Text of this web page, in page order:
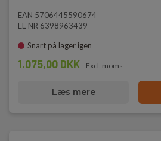
EAN 5706445590674
EL-NR 6398963439
Snart på lager igen
1.075,00 DKK Excl. moms
Læs mere